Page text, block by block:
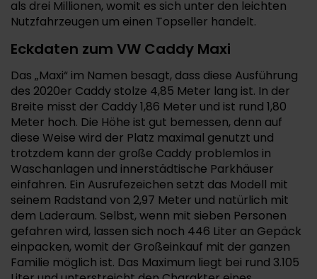
als drei Millionen, womit es sich unter den leichten
Nutzfahrzeugen um einen Topseller handelt.
Eckdaten zum VW Caddy Maxi
Das „Maxi“ im Namen besagt, dass diese Ausführung
des 2020er Caddy stolze 4,85 Meter lang ist. In der
Breite misst der Caddy 1,86 Meter und ist rund 1,80
Meter hoch. Die Höhe ist gut bemessen, denn auf
diese Weise wird der Platz maximal genutzt und
trotzdem kann der große Caddy problemlos in
Waschanlagen und innerstädtische Parkhäuser
einfahren. Ein Ausrufezeichen setzt das Modell mit
seinem Radstand von 2,97 Meter und natürlich mit
dem Laderaum. Selbst, wenn mit sieben Personen
gefahren wird, lassen sich noch 446 Liter an Gepäck
einpacken, womit der Großeinkauf mit der ganzen
Familie möglich ist. Das Maximum liegt bei rund 3.105